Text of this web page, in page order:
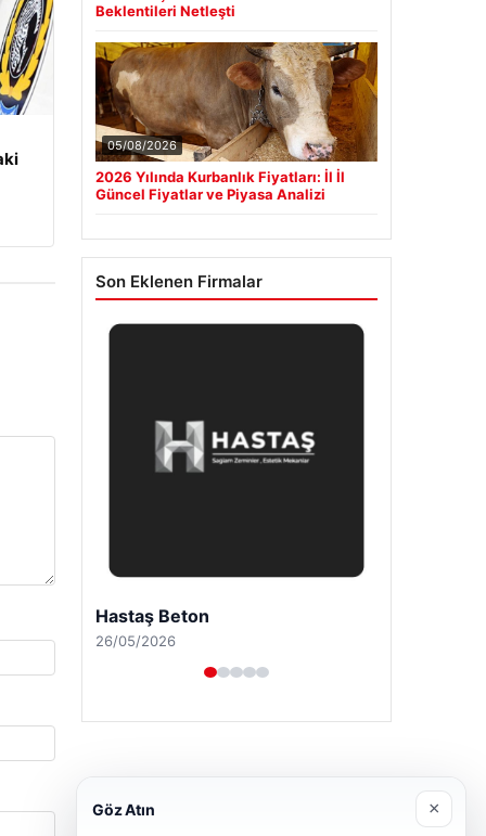
Beklentileri Netleşti
05/08/2026
2026 Yılında Kurbanlık Fiyatları: İl İl
Güncel Fiyatlar ve Piyasa Analizi
Son Eklenen Firmalar
Enes Kaplan Avukatlık Bürosu
28/04/2026
Göz Atın ×